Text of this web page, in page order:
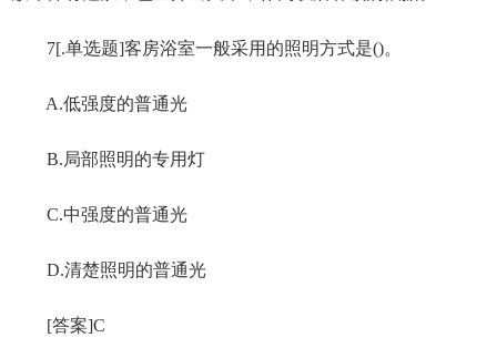
7[.单选题]客房浴室一般采用的照明方式是()。
A.低强度的普通光
B.局部照明的专用灯
C.中强度的普通光
D.清楚照明的普通光
[答案]C